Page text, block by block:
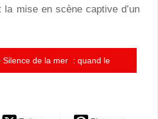
la mise en scène captive d’un
Silence de la mer : quand le